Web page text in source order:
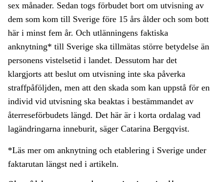
sex månader. Sedan togs förbudet bort om utvisning av
dem som kom till Sverige före 15 års ålder och som bott
här i minst fem år. Och utlänningens faktiska
anknytning* till Sverige ska tillmätas större betydelse än
personens vistelsetid i landet. Dessutom har det
klargjorts att beslut om utvisning inte ska påverka
straffpåföljden, men att den skada som kan uppstå för en
individ vid utvisning ska beaktas i bestämmandet av
återreseförbudets längd. Det här är i korta ordalag vad
lagändringarna inneburit, säger Catarina Bergqvist.
*Läs mer om anknytning och etablering i Sverige under
faktarutan längst ned i artikeln.